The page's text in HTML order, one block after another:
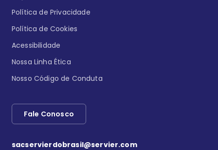
Política de Privacidade
Política de Cookies
Acessibilidade
Nossa Linha Ética
Nosso Código de Conduta
Fale Conosco
sacservierdobrasil@servier.com